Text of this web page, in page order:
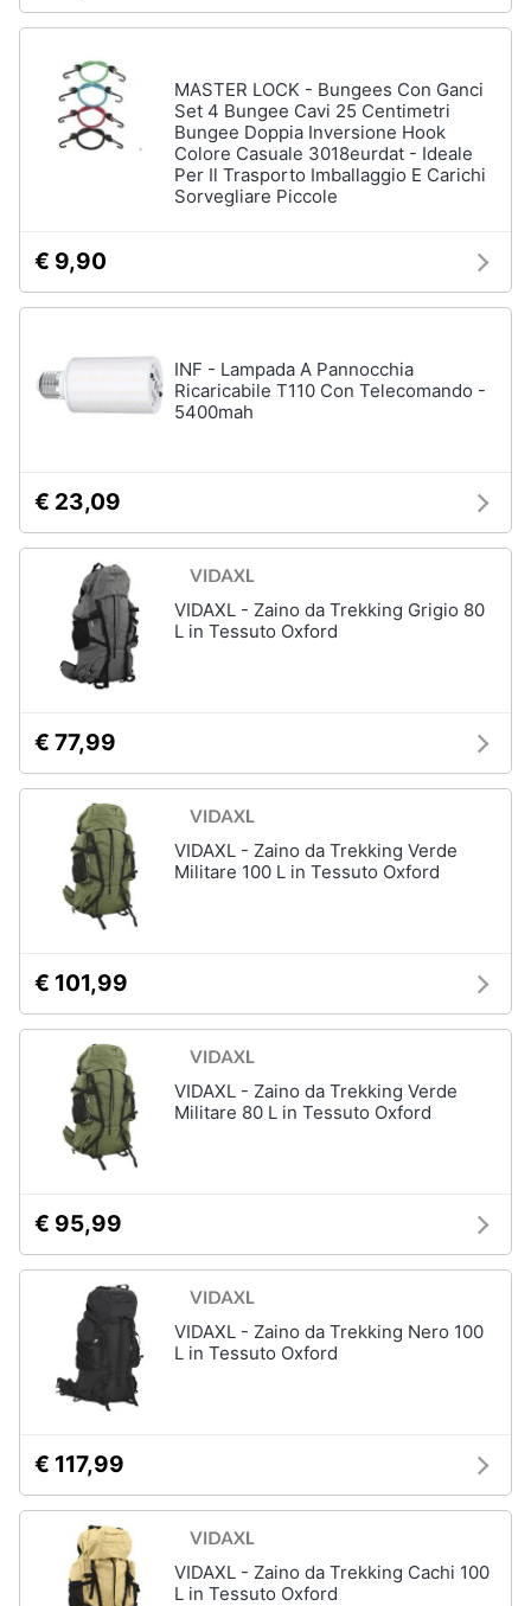
MASTER LOCK - Bungees Con Ganci
Set 4 Bungee Cavi 25 Centimetri
Bungee Doppia Inversione Hook
Colore Casuale 3018eurdat - Ideale
Per Il Trasporto Imballaggio E Carichi
Sorvegliare Piccole
€ 9,90
INF - Lampada A Pannocchia
Ricaricabile T110 Con Telecomando -
5400mah
€ 23,09
VIDAXL - Zaino da Trekking Grigio 80
L in Tessuto Oxford
€ 77,99
VIDAXL - Zaino da Trekking Verde
Militare 100 L in Tessuto Oxford
€ 101,99
VIDAXL - Zaino da Trekking Verde
Militare 80 L in Tessuto Oxford
€ 95,99
VIDAXL - Zaino da Trekking Nero 100
L in Tessuto Oxford
€ 117,99
VIDAXL - Zaino da Trekking Cachi 100
L in Tessuto Oxford